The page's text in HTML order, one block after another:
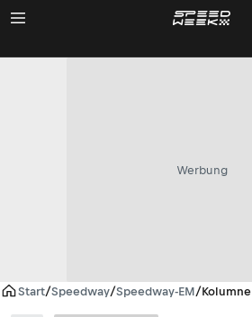
Werbung
Start/Speedway/Speedway-EM/Kolumne